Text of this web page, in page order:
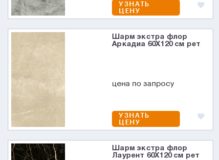
УЗНАТЬ
ЦЕНУ
Шарм экстра флор
Аркадиа 60X120 см рет
цена по запросу
УЗНАТЬ
ЦЕНУ
Шарм экстра флор
Лаурент 60X120 см рет